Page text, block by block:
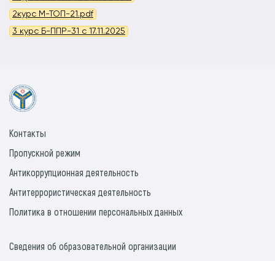
2курс М-ТОП-21.pdf
3 курс Б-ППР-31 с 17.11.2025
Контакты
Пропускной режим
Антикоррупционная деятельность
Антитеррористическая деятельность
Политика в отношении персональных данных
Сведения об образовательной организации